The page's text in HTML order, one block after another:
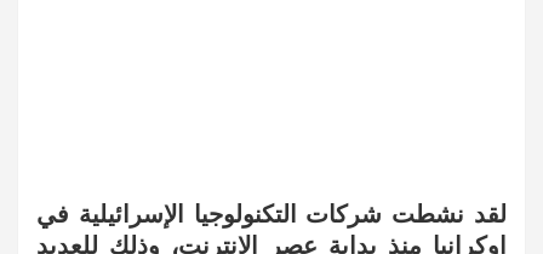
لقد نشطت شركات التكنولوجيا الإسرائيلية في
اوكرانيا منذ بداية عصر الانترنت، وذلك للعديد